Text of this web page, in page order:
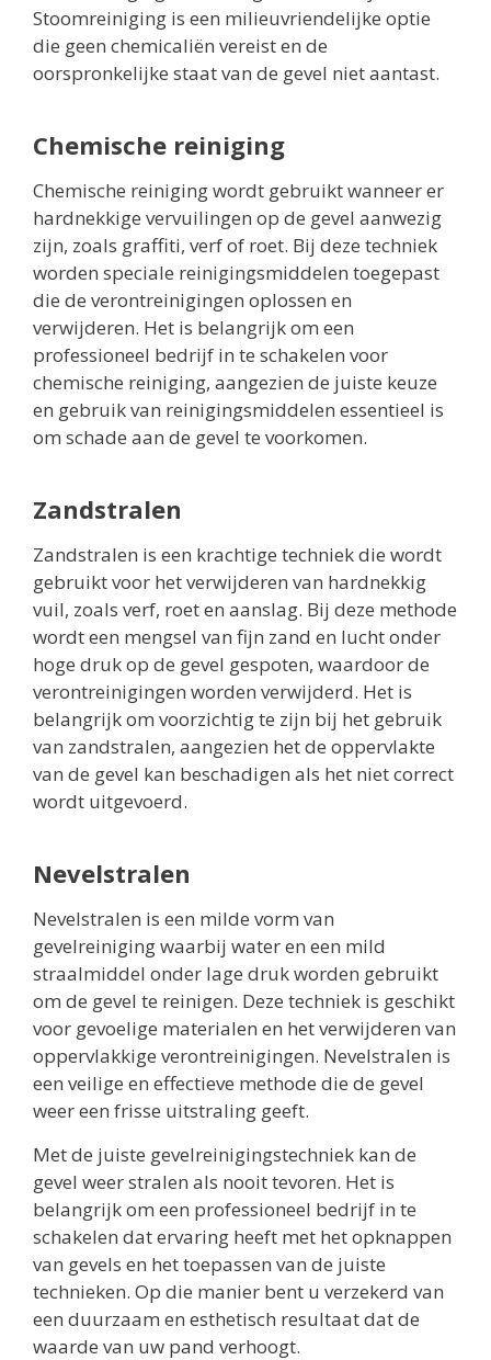
Stoomreiniging is een milieuvriendelijke optie
die geen chemicaliën vereist en de
oorspronkelijke staat van de gevel niet aantast.
Chemische reiniging
Chemische reiniging wordt gebruikt wanneer er
hardnekkige vervuilingen op de gevel aanwezig
zijn, zoals graffiti, verf of roet. Bij deze techniek
worden speciale reinigingsmiddelen toegepast
die de verontreinigingen oplossen en
verwijderen. Het is belangrijk om een
professioneel bedrijf in te schakelen voor
chemische reiniging, aangezien de juiste keuze
en gebruik van reinigingsmiddelen essentieel is
om schade aan de gevel te voorkomen.
Zandstralen
Zandstralen is een krachtige techniek die wordt
gebruikt voor het verwijderen van hardnekkig
vuil, zoals verf, roet en aanslag. Bij deze methode
wordt een mengsel van fijn zand en lucht onder
hoge druk op de gevel gespoten, waardoor de
verontreinigingen worden verwijderd. Het is
belangrijk om voorzichtig te zijn bij het gebruik
van zandstralen, aangezien het de oppervlakte
van de gevel kan beschadigen als het niet correct
wordt uitgevoerd.
Nevelstralen
Nevelstralen is een milde vorm van
gevelreiniging waarbij water en een mild
straalmiddel onder lage druk worden gebruikt
om de gevel te reinigen. Deze techniek is geschikt
voor gevoelige materialen en het verwijderen van
oppervlakkige verontreinigingen. Nevelstralen is
een veilige en effectieve methode die de gevel
weer een frisse uitstraling geeft.
Met de juiste gevelreinigingstechniek kan de
gevel weer stralen als nooit tevoren. Het is
belangrijk om een professioneel bedrijf in te
schakelen dat ervaring heeft met het opknappen
van gevels en het toepassen van de juiste
technieken. Op die manier bent u verzekerd van
een duurzaam en esthetisch resultaat dat de
waarde van uw pand verhoogt.